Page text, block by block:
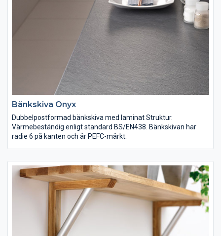
Bänkskiva Onyx
Dubbelpostformad bänkskiva med laminat Struktur.
Värmebeständig enligt standard BS/EN438. Bänkskivan har
radie 6 på kanten och är PEFC-märkt.